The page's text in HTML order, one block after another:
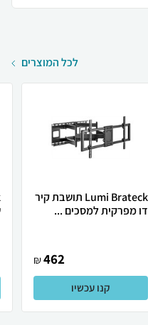
לכל המוצרים
Lumi Brateck תושבת קיר
דו מפרקית למסכים ...
462
₪
קנו עכשיו